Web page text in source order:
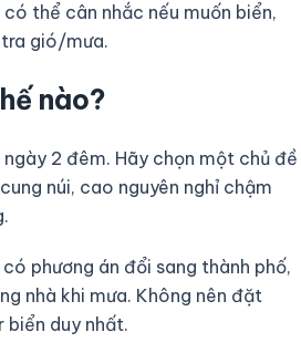
thể cân nhắc nếu muốn biển,
gió/mưa.
nào?
2 đêm. Hãy chọn một chủ đề
núi, cao nguyên nghỉ chậm
phương án đổi sang thành phố,
nhà khi mưa. Không nên đặt
biển duy nhất.